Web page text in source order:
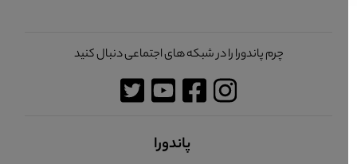
چرم پاندورا را در شبکه های اجتماعی دنبال کنید
پاندورا